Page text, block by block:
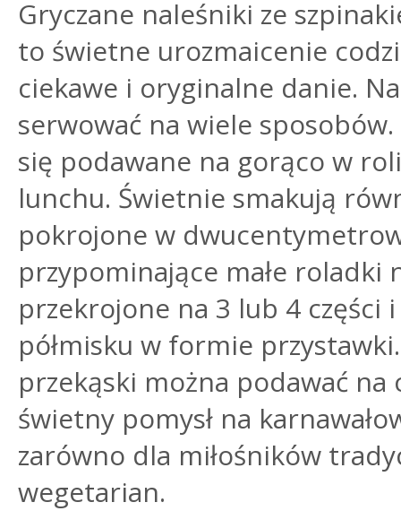
Gryczane naleśniki ze
to świetne urozmaicenie
ciekawe i oryginalne danie.
serwować na wiele
się podawane na gorąco w
lunchu. Świetnie smakują
pokrojone w
przypominające małe roladki
przekrojone na 3 lub 4 części
półmisku w formie
przekąski można podawać na
świetny pomysł na
zarówno dla miłośników
wegetarian.